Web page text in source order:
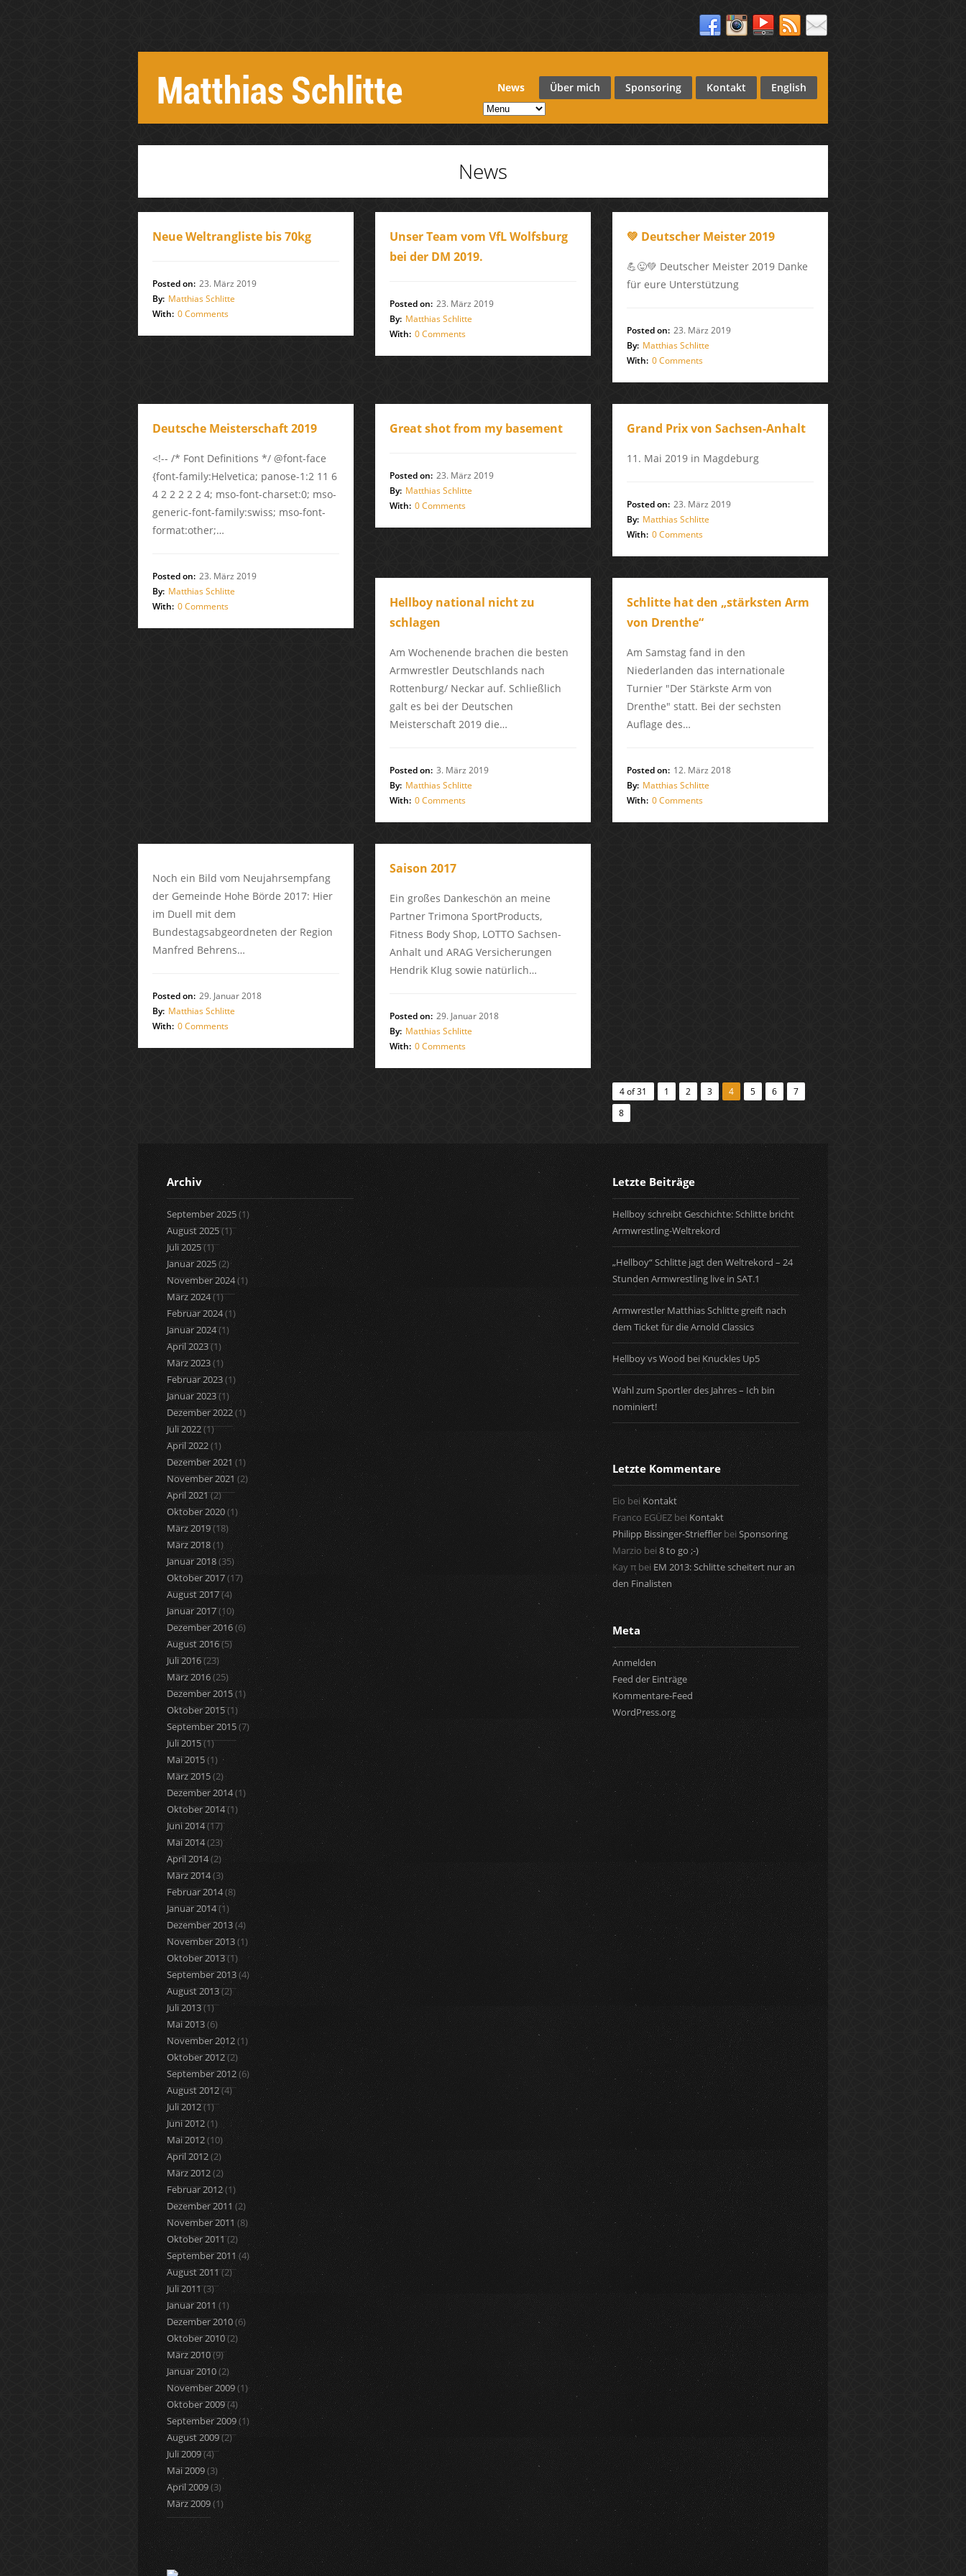
News Über mich Sponsoring Kontakt English
News
Neue Weltrangliste bis 70kg
Posted on: 23. März 2019
By: Matthias Schlitte
With: 0 Comments
Unser Team vom VfL Wolfsburg
bei der DM 2019.
Posted on: 23. März 2019
By: Matthias Schlitte
With: 0 Comments
💚 Deutscher Meister 2019
💪😜💚 Deutscher Meister 2019 Danke
für eure Unterstützung
Posted on: 23. März 2019
By: Matthias Schlitte
With: 0 Comments
Deutsche Meisterschaft 2019
<!-- /* Font Definitions */ @font-face
{font-family:Helvetica; panose-1:2 11 6
4 2 2 2 2 2 4; mso-font-charset:0; mso-
generic-font-family:swiss; mso-font-
format:other;…
Posted on: 23. März 2019
By: Matthias Schlitte
With: 0 Comments
Great shot from my basement
Posted on: 23. März 2019
By: Matthias Schlitte
With: 0 Comments
Grand Prix von Sachsen-Anhalt
11. Mai 2019 in Magdeburg
Posted on: 23. März 2019
By: Matthias Schlitte
With: 0 Comments
Hellboy national nicht zu
schlagen
Am Wochenende brachen die besten
Armwrestler Deutschlands nach
Rottenburg/ Neckar auf. Schließlich
galt es bei der Deutschen
Meisterschaft 2019 die…
Posted on: 3. März 2019
By: Matthias Schlitte
With: 0 Comments
Schlitte hat den „stärksten Arm
von Drenthe“
Am Samstag fand in den
Niederlanden das internationale
Turnier "Der Stärkste Arm von
Drenthe" statt. Bei der sechsten
Auflage des…
Posted on: 12. März 2018
By: Matthias Schlitte
With: 0 Comments
Noch ein Bild vom Neujahrsempfang
der Gemeinde Hohe Börde 2017: Hier
im Duell mit dem
Bundestagsabgeordneten der Region
Manfred Behrens…
Posted on: 29. Januar 2018
By: Matthias Schlitte
With: 0 Comments
Saison 2017
Ein großes Dankeschön an meine
Partner Trimona SportProducts,
Fitness Body Shop, LOTTO Sachsen-
Anhalt und ARAG Versicherungen
Hendrik Klug sowie natürlich…
Posted on: 29. Januar 2018
By: Matthias Schlitte
With: 0 Comments
4 of 31 1 2 3 4 5 6
7
8
Archiv
September 2025(1)
August 2025(1)
Juli 2025(1)
Januar 2025(2)
November 2024(1)
März 2024(1)
Februar 2024(1)
Januar 2024(1)
April 2023(1)
März 2023(1)
Februar 2023(1)
Januar 2023(1)
Dezember 2022(1)
Juli 2022(1)
April 2022(1)
Dezember 2021 (1)
November 2021 (2)
April 2021(2)
Oktober 2020(1)
März 2019(18)
März 2018(1)
Januar 2018(35)
Oktober 2017(17)
August 2017(4)
Januar 2017(10)
Dezember 2016(6)
August 2016(5)
Juli 2016(23)
März 2016(25)
Dezember 2015(1)
Oktober 2015(1)
September 2015(7)
Juli 2015(1)
Mai 2015(1)
März 2015(2)
Dezember 2014(1)
Oktober 2014(1)
Juni 2014(17)
Mai 2014(23)
April 2014(2)
März 2014(3)
Februar 2014(8)
Januar 2014(1)
Dezember 2013(4)
November 2013(1)
Oktober 2013(1)
September 2013(4)
August 2013(2)
Juli 2013(1)
Mai 2013(6)
November 2012(1)
Oktober 2012(2)
September 2012(6)
August 2012(4)
Juli 2012(1)
Juni 2012(1)
Mai 2012(10)
April 2012(2)
März 2012(2)
Februar 2012(1)
Dezember 2011 (2)
November 2011 (8)
Oktober 2011(2)
September 2011(4)
August 2011(2)
Juli 2011(3)
Januar 2011 (1)
Dezember 2010(6)
Oktober 2010(2)
März 2010(9)
Januar 2010(2)
November 2009(1)
Oktober 2009(4)
September 2009(1)
August 2009(2)
Juli 2009(4)
Mai 2009(3)
April 2009(3)
März 2009(1)
Letzte Beiträge
Hellboy schreibt Geschichte: Schlitte bricht
Armwrestling-Weltrekord
„Hellboy“ Schlitte jagt den Weltrekord – 24
Stunden Armwrestling live in SAT.1
Armwrestler Matthias Schlitte greift nach
dem Ticket für die Arnold Classics
Hellboy vs Wood bei Knuckles Up5
Wahl zum Sportler des Jahres – Ich bin
nominiert!
Letzte Kommentare
Eio beiKontakt
Franco EGÜEZ bei Kontakt
Philipp Bissinger-Strieffler bei Sponsoring
Marzio bei 8 to go ;-)
Kay π bei EM 2013: Schlitte scheitert nur an
den Finalisten
Meta
Anmelden
Feed der Einträge
Kommentare-Feed
WordPress.org